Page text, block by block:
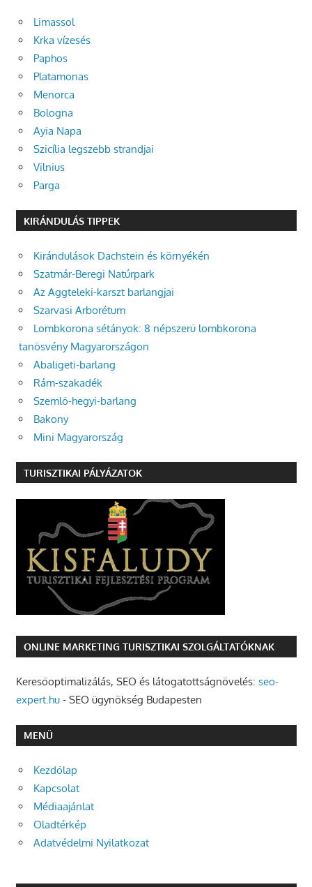
Limassol
Krka vízesés
Paphos
Platamonas
Menorca
Bologna
Ayia Napa
Szicília legszebb strandjai
Vilnius
Parga
KIRÁNDULÁS TIPPEK
Kirándulások Dachstein és környékén
Szatmár-Beregi Natúrpark
Az Aggteleki-karszt barlangjai
Szarvasi Arborétum
Lombkorona sétányok: 8 népszerű lombkorona
tanösvény Magyarországon
Abaligeti-barlang
Rám-szakadék
Szemlő-hegyi-barlang
Bakony
Mini Magyarország
TURISZTIKAI PÁLYÁZATOK
ONLINE MARKETING TURISZTIKAI SZOLGÁLTATÓKNAK
Keresőoptimalizálás, SEO és látogatottságnövelés: seo-
expert.hu- SEO ügynökség Budapesten
MENÜ
Kezdőlap
Kapcsolat
Médiaajánlat
Oladtérkép
Adatvédelmi Nyilatkozat